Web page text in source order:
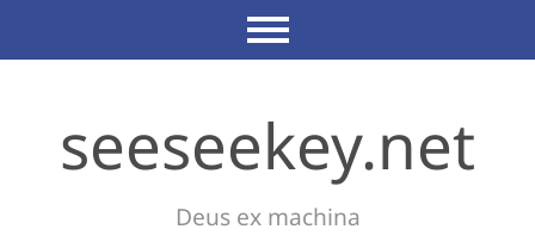
seeseekey.net
Deus ex machina